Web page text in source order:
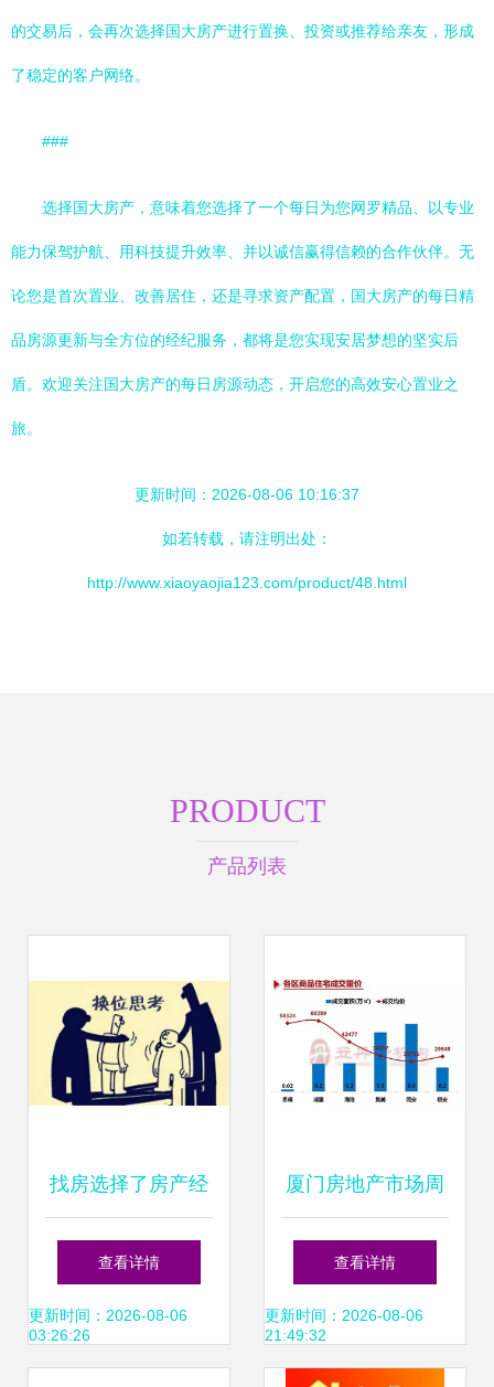
的交易后，会再次选择国大房产进行置换、投资或推荐给亲友，形成
了稳定的客户网络。
###
选择国大房产，意味着您选择了一个每日为您网罗精品、以专业
能力保驾护航、用科技提升效率、并以诚信赢得信赖的合作伙伴。无
论您是首次置业、改善居住，还是寻求资产配置，国大房产的每日精
品房源更新与全方位的经纪服务，都将是您实现安居梦想的坚实后
盾。欢迎关注国大房产的每日房源动态，开启您的高效安心置业之
旅。
更新时间：2026-08-06 10:16:37
如若转载，请注明出处：
http://www.xiaoyaojia123.com/product/48.html
PRODUCT
产品列表
找房选择了房产经
纪人，就请尊重他
们的专业服务
查看详情
更新时间：2026-08-06
03:26:26
厦门房地产市场周
报 房地产经纪服务
动态与市场观察
查看详情
更新时间：2026-08-06
21:49:32